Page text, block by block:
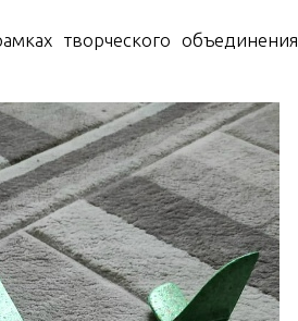
творческого объединения